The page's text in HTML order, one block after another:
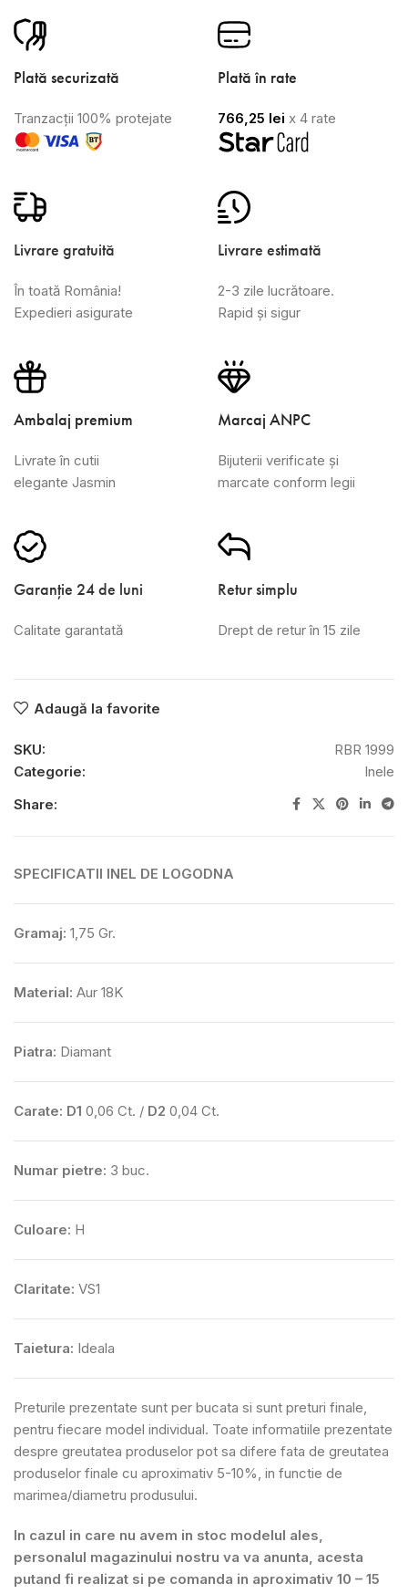
Plată securizată
Tranzacții 100% protejate
Plată în rate
766,25 lei x 4 rate
Livrare gratuită
În toată România!
Expedieri asigurate
Livrare estimată
2-3 zile lucrătoare.
Rapid și sigur
Ambalaj premium
Livrate în cutii
elegante Jasmin
Marcaj ANPC
Bijuterii verificate și
marcate conform legii
Garanție 24 de luni
Calitate garantată
Retur simplu
Drept de retur în 15 zile
Adaugă la favorite
SKU:
RBR 1999
Categorie:
Inele
Share:
SPECIFICATII INEL DE LOGODNA
Gramaj: 1,75 Gr.
Material: Aur 18K
Piatra: Diamant
Carate: D1 0,06 Ct. / D2 0,04 Ct.
Numar pietre: 3 buc.
Culoare: H
Claritate: VS1
Taietura: Ideala
Preturile prezentate sunt per bucata si sunt preturi finale,
pentru fiecare model individual. Toate informatiile prezentate
despre greutatea produselor pot sa difere fata de greutatea
produselor finale cu aproximativ 5-10%, in functie de
marimea/diametru produsului.
In cazul in care nu avem in stoc modelul ales,
personalul magazinului nostru va va anunta, acesta
putand fi realizat si pe comanda in aproximativ 10 – 15